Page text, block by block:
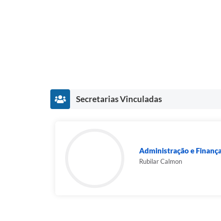
Secretarias Vinculadas
Administração e
Rubilar Calmon